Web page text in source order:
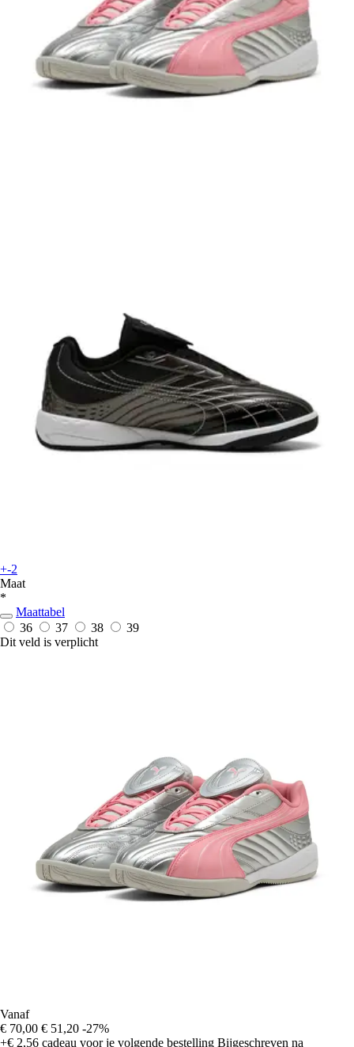
+-2
Maat
*
Maattabel
36
37 38
39
Dit veld is verplicht
Vanaf
€ 70,00 € 51,20 -27%
+€ 2,56 cadeau voor je volgende bestelling Bijgeschreven na